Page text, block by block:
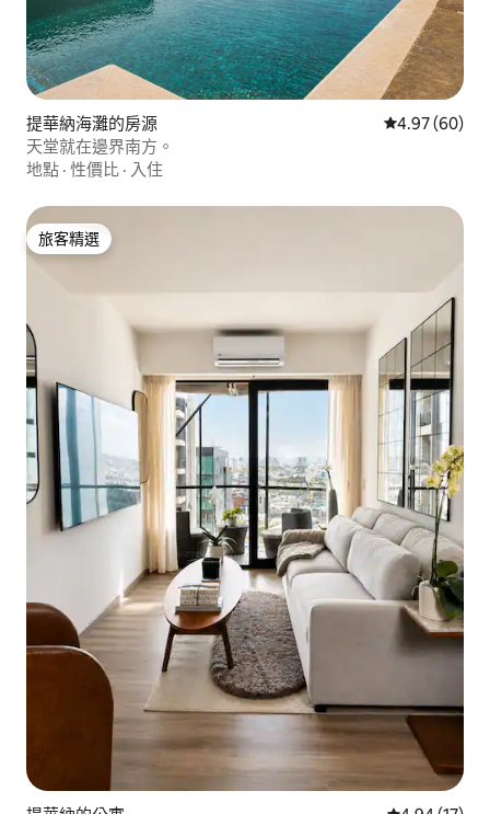
提華納海灘的房源 從 60 則評價
4.97 (60)
天堂就在邊界南方。
地點 · 性價比 · 入住
旅客精選
旅客精選